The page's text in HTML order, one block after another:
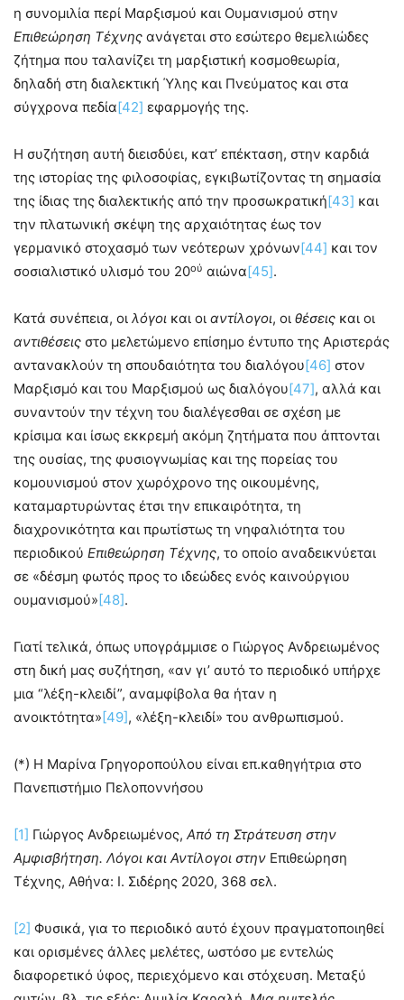
η συνομιλία περί Μαρξισμού και Ουμανισμού στην
Επιθεώρηση Τέχνης ανάγεται στο εσώτερο θεμελιώδες
ζήτημα που ταλανίζει τη μαρξιστική κοσμοθεωρία,
δηλαδή στη διαλεκτική Ύλης και Πνεύματος και στα
σύγχρονα πεδία[42] εφαρμογής της.
Η συζήτηση αυτή διεισδύει, κατ’ επέκταση, στην καρδιά
της ιστορίας της φιλοσοφίας, εγκιβωτίζοντας τη σημασία
της ίδιας της διαλεκτικής από την προσωκρατική[43] και
την πλατωνική σκέψη της αρχαιότητας έως τον
γερμανικό στοχασμό των νεότερων χρόνων[44] και τον
σοσιαλιστικό υλισμό του 20ού αιώνα[45].
Κατά συνέπεια, οι λόγοι και οι αντίλογοι, οι θέσεις και οι
αντιθέσεις στο μελετώμενο επίσημο έντυπο της Αριστεράς
αντανακλούν τη σπουδαιότητα του διαλόγου[46] στον
Μαρξισμό και του Μαρξισμού ως διαλόγου[47], αλλά και
συναντούν την τέχνη του διαλέγεσθαι σε σχέση με
κρίσιμα και ίσως εκκρεμή ακόμη ζητήματα που άπτονται
της ουσίας, της φυσιογνωμίας και της πορείας του
κομουνισμού στον χωρόχρονο της οικουμένης,
καταμαρτυρώντας έτσι την επικαιρότητα, τη
διαχρονικότητα και πρωτίστως τη νηφαλιότητα του
περιοδικού Επιθεώρηση Τέχνης, το οποίο αναδεικνύεται
σε «δέσμη φωτός προς το ιδεώδες ενός καινούργιου
ουμανισμού»[48].
Γιατί τελικά, όπως υπογράμμισε ο Γιώργος Ανδρειωμένος
στη δική μας συζήτηση, «αν γι’ αυτό το περιοδικό υπήρχε
μια “λέξη-κλειδί”, αναμφίβολα θα ήταν η
ανοικτότητα»[49], «λέξη-κλειδί» του ανθρωπισμού.
(*) Η Μαρίνα Γρηγοροπούλου είναι επ.καθηγήτρια στο
Πανεπιστήμιο Πελοποννήσου
[1] Γιώργος Ανδρειωμένος, Από τη Στράτευση στην
Αμφισβήτηση. Λόγοι και Αντίλογοι στην Επιθεώρηση
Τέχνης, Αθήνα: Ι. Σιδέρης 2020, 368 σελ.
[2] Φυσικά, για το περιοδικό αυτό έχουν πραγματοποιηθεί
και ορισμένες άλλες μελέτες, ωστόσο με εντελώς
διαφορετικό ύφος, περιεχόμενο και στόχευση. Μεταξύ